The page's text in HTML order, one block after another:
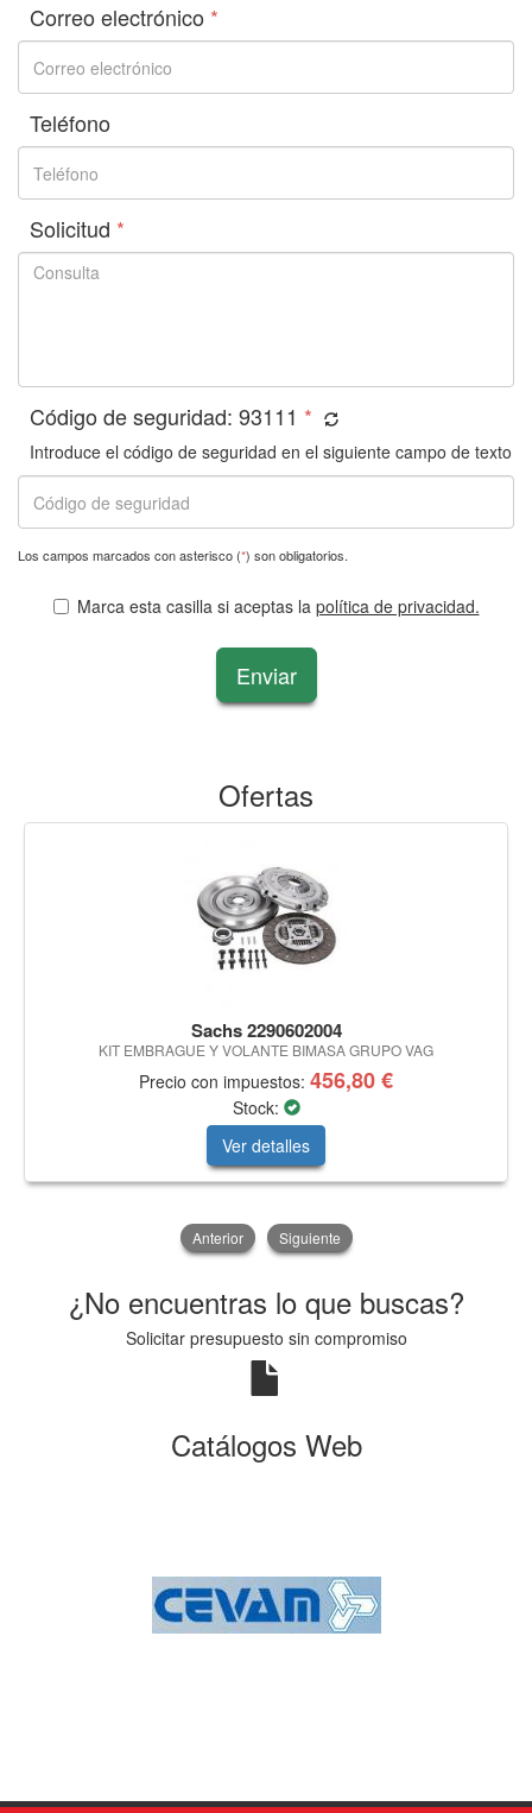
Correo electrónico *
Teléfono
Solicitud *
Código de seguridad: 93111 *
Introduce el código de seguridad en el siguiente campo de texto
Los campos marcados con asterisco (*) son obligatorios.
Marca esta casilla si aceptas la política de privacidad.
Enviar
Ofertas
Sachs 2290602004
KIT EMBRAGUE Y VOLANTE BIMASA GRUPO VAG
Precio con impuestos: 456,80 €
Stock:
Ver detalles
Anterior Siguiente
¿No encuentras lo que buscas?
Solicitar presupuesto sin compromiso
Catálogos Web